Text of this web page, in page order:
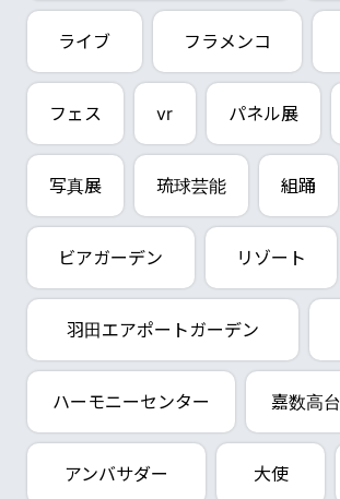
ライブ フラメンコ
フェス vr パネル展
写真展 琉球芸能 組踊
ビアガーデン リゾート
羽田エアポートガーデン
ハーモニーセンター 嘉数高台
アンバサダー 大使